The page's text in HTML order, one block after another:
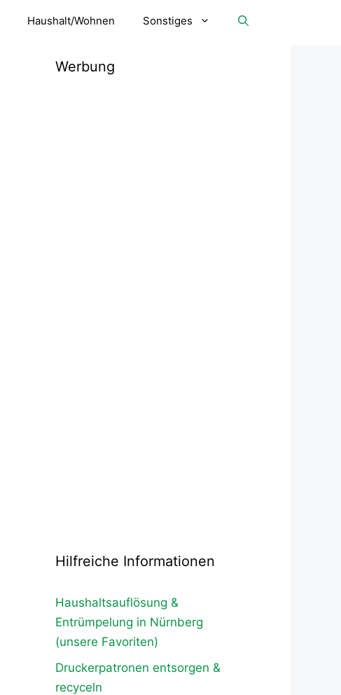
Haushalt/Wohnen Sonstiges
Werbung
Hilfreiche Informationen
Haushaltsauflösung &
Entrümpelung in Nürnberg
(unsere Favoriten)
Druckerpatronen entsorgen &
recyceln